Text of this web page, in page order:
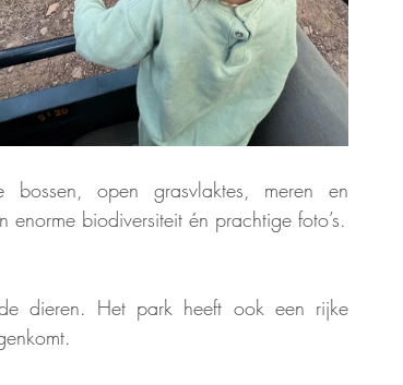
open grasvlaktes, meren en
biodiversiteit én prachtige foto’s.
dieren. Het park heeft ook een rijke